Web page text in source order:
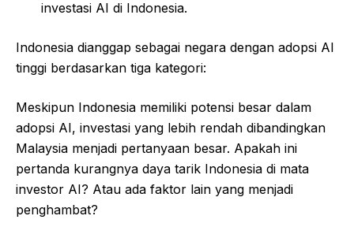
investasi AI di Indonesia.
Indonesia dianggap sebagai negara dengan adopsi AI
tinggi berdasarkan tiga kategori:
Meskipun Indonesia memiliki potensi besar dalam
adopsi AI, investasi yang lebih rendah dibandingkan
Malaysia menjadi pertanyaan besar. Apakah ini
pertanda kurangnya daya tarik Indonesia di mata
investor AI? Atau ada faktor lain yang menjadi
penghambat?